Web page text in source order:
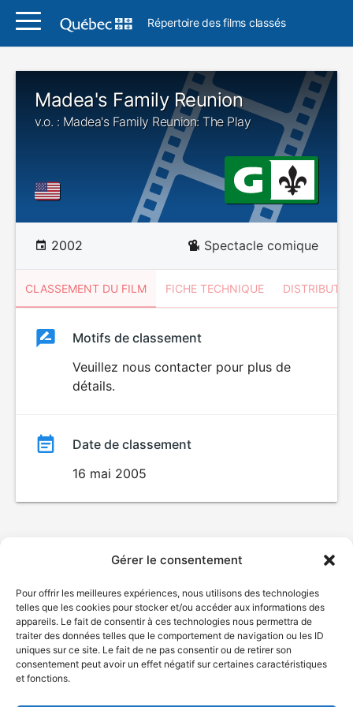
Gérer le consentement
Pour offrir les meilleures expériences, nous utilisons des technologies
telles que les cookies pour stocker et/ou accéder aux informations des
appareils. Le fait de consentir à ces technologies nous permettra de
traiter des données telles que le comportement de navigation ou les ID
uniques sur ce site. Le fait de ne pas consentir ou de retirer son
consentement peut avoir un effet négatif sur certaines caractéristiques
et fonctions.
Répertoire des films classés
Madea's Family Reunion
v.o. : Madea's Family Reunion: The Play
2002 Spectacle comique
CLASSEMENT DU FILM FICHE TECHNIQUE
ClassementClassement
Motifs de classement
Veuillez nous contacter pour plus de
détails.
Date de classement
16 mai 2005